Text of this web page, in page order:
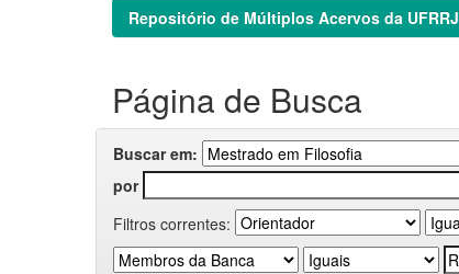
Repositório de Múltiplos Acervos da UFRRJ
Página de Busca
Buscar em:
por
Filtros correntes: